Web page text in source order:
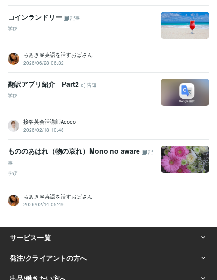
コインランドリー
記事
学び
ちあき＠英語を話すおばさん
2026/06/28 06:32
翻訳アプリ紹介 Part2
告知
学び
接客英会話講師Acoco
2026/02/18 10:48
もののあはれ（物の哀れ）Mono no aware
記
事
学び
ちあき＠英語を話すおばさん
2026/02/14 05:49